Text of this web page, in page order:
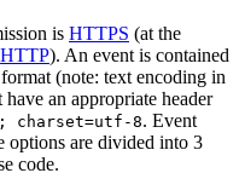
is HTTPS (at the
HTTP). An event is contained
format (note: text encoding in
have an appropriate header
charset=utf-8. Event
options are divided into 3
code.